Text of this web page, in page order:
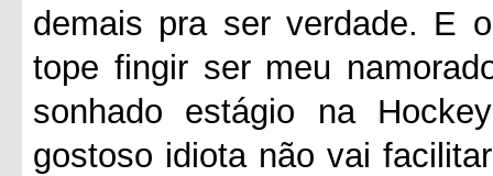
demais pra ser verdade. E
tope fingir ser meu
sonhado estágio na
gostoso idiota não vai